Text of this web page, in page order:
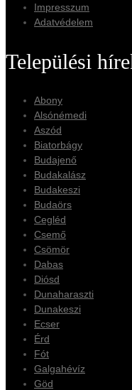
Impresszum
Adatvédelem
Települési
Abony
Alsónémedi
Aszód
Biatorbágy
Budajenő
Budakalász
Budakeszi
Budaörs
Cegléd
Csemő
Csömör
Dabas
Diósd
Dunaharaszti
Dunakeszi
Ecser
Érd
Fót
Galgahévíz
Göd